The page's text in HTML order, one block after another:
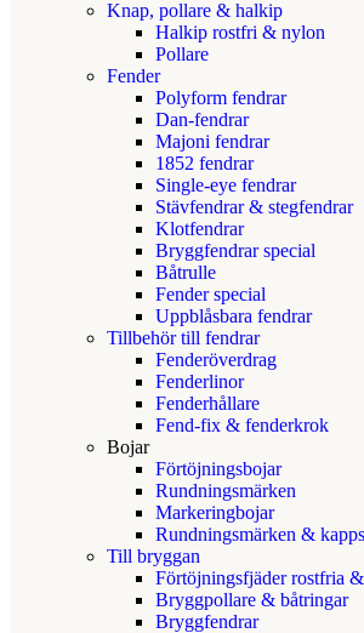
Knap, pollare & halkip
Halkip rostfri & nylon
Pollare
Fender
Polyform fendrar
Dan-fendrar
Majoni fendrar
1852 fendrar
Single-eye fendrar
Stävfendrar & stegfendrar
Klotfendrar
Bryggfendrar special
Båtrulle
Fender special
Uppblåsbara fendrar
Tillbehör till fendrar
Fenderöverdrag
Fenderlinor
Fenderhållare
Fend-fix & fenderkrok
Bojar
Förtöjningsbojar
Rundningsmärken
Markeringbojar
Rundningsmärken &
Till bryggan
Förtöjningsfjäder rostfria
Bryggpollare & båtringar
Bryggfendrar